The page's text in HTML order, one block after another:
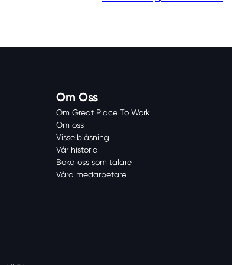
Om Oss
Om Great Place To Work
Om oss
Visselblåsning
Vår historia
Boka oss som talare
Våra medarbetare